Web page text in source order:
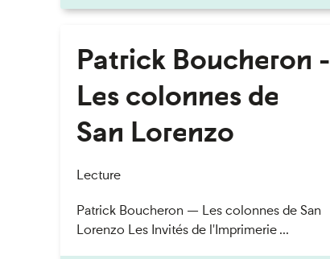
Patrick Boucheron -
Les colonnes de
San Lorenzo
Lecture
Patrick Boucheron — Les colonnes de San
Lorenzo Les Invités de l'Imprimerie ...